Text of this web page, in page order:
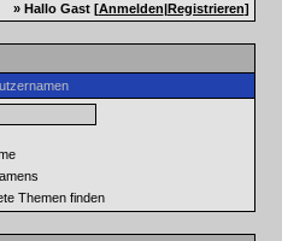
» Hallo Gast [Anmelden|Registrieren]
Themen finden